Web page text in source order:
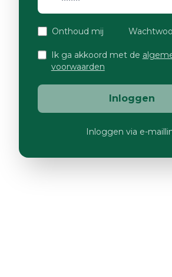
Onthoud mij
Ik ga akkoord met de
voorwaarden
Inloggen
Inloggen via e-